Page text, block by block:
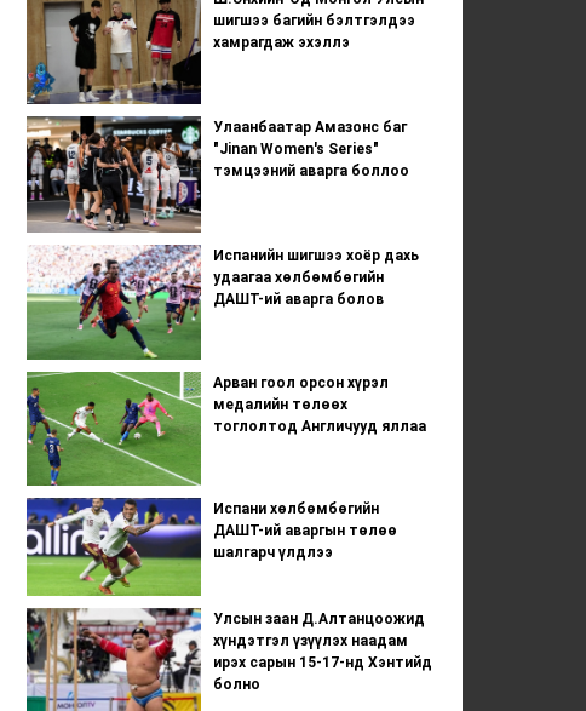
шигшээ багийн бэлтгэлдээ
хамрагдаж эхэллэ
Улаанбаатар Амазонс баг
"Jinan Women's Series"
тэмцээний аварга боллоо
Испанийн шигшээ хоёр дахь
удаагаа хөлбөмбөгийн
ДАШТ-ий аварга болов
Арван гоол орсон хүрэл
медалийн төлөөх
тоглолтод Англичууд яллаа
Испани хөлбөмбөгийн
ДАШТ-ий аваргын төлөө
шалгарч үлдлээ
Улсын заан Д.Алтанцоожид
хүндэтгэл үзүүлэх наадам
ирэх сарын 15-17-нд Хэнтийд
болно